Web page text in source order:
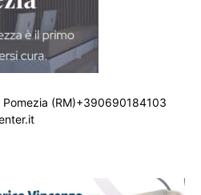
(RM)+390690184103